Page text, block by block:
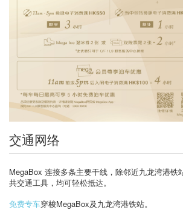
交通网络
MegaBox 连接多条主要干线，除邻近九龙湾港铁
共交通工具，均可轻松抵达。
免费专车穿梭MegaBox及九龙湾港铁站。